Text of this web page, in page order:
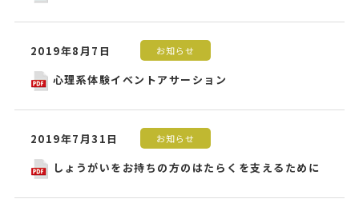
2019年8月7日 お知らせ
心理系体験イベントアサーション
2019年7月31日 お知らせ
しょうがいをお持ちの方のはたらくを支えるために